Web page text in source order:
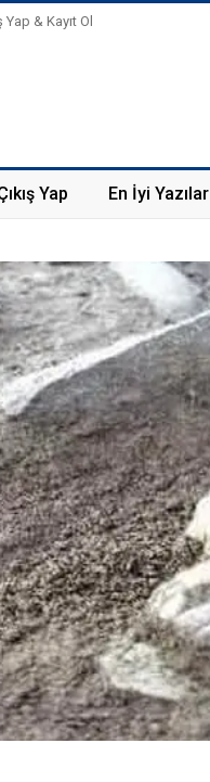
Yap & Kayıt Ol
Yap En İyi Yazılar